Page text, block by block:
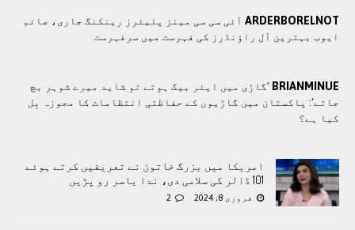
ARDERBORELNOT آئی سی سی مینز پلیئرز رینکنگ جاری، صائم
ایوب بہترین آل راؤنڈرز کی فہرست میں سرفہرست
BRIANMINUE ’گاڑی میں ایئر بیگ ہوتے تو شاید میرے شوہر بچ
جاتے‘: پاکستان میں گاڑیوں کے حفاظتی انتظامات کا مجوزہ بِل
کیا ہے؟
امریکا میں بزرگ خاتون نے تعریفیں کرتے ہوئے
101 ڈالر کی سلامی دی، ندا یاسر رو پڑیں
فروری 8, 2024 2